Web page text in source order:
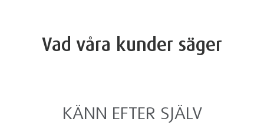
Vad våra kunder säger
KÄNN EFTER SJÄLV